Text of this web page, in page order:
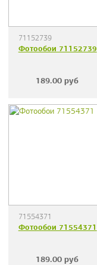
71152739
Фотообои 71152739
189.00 руб
71554371
Фотообои 71554371
189.00 руб